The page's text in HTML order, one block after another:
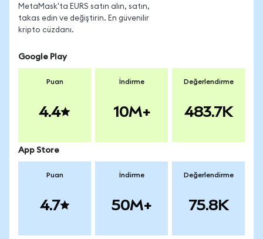
MetaMask'ta EURS satın alın, satın,
takas edin ve değiştirin. En güvenilir
kripto cüzdanı.
Google Play
Puan
4.4
İndirme
10M+
Değerlendirme
483.7K
App Store
Puan
4.7
İndirme
50M+
Değerlendirme
75.8K